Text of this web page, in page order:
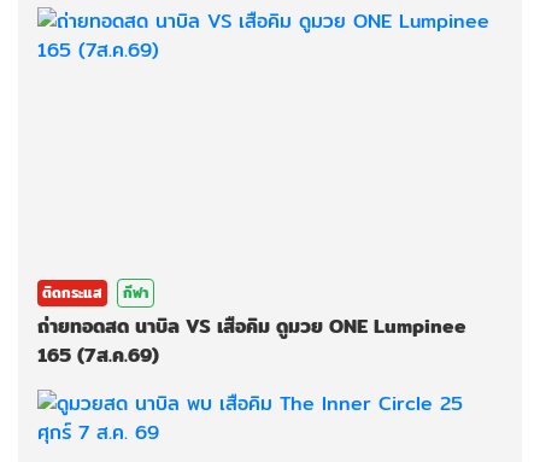
ติดกระแส กีฬา
ถ่ายทอดสด นาบิล VS เสือคิม ดูมวย ONE Lumpinee
165 (7ส.ค.69)